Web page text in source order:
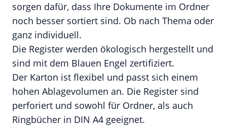
sorgen dafür, dass Ihre Dokumente im Ordner
noch besser sortiert sind. Ob nach Thema oder
ganz individuell.
Die Register werden ökologisch hergestellt und
sind mit dem Blauen Engel zertifiziert.
Der Karton ist flexibel und passt sich einem
hohen Ablagevolumen an. Die Register sind
perforiert und sowohl für Ordner, als auch
Ringbücher in DIN A4 geeignet.